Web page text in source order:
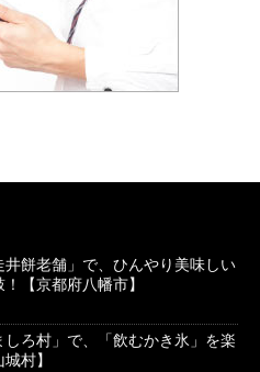
餅老舗」で、ひんやり美味しい
【京都府八幡市】
しろ村」で、「飲むかき氷」を楽
村】